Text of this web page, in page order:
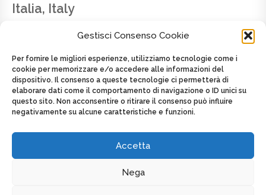
Gestisci Consenso Cookie
Per fornire le migliori esperienze, utilizziamo tecnologie come i
cookie per memorizzare e/o accedere alle informazioni del
dispositivo. Il consenso a queste tecnologie ci permetterà di
elaborare dati come il comportamento di navigazione o ID unici su
questo sito. Non acconsentire o ritirare il consenso può influire
negativamente su alcune caratteristiche e funzioni.
Accetta
Nega
Italia, Italy
SAVINO LATTANZIO - P.IVA 02179820424 -
CELL. +39 347.2625439
Posted on
Tagged asAGENZIA WEB,Italia,Italy,Web agency,Web agency,
DISPLAY FOOTER